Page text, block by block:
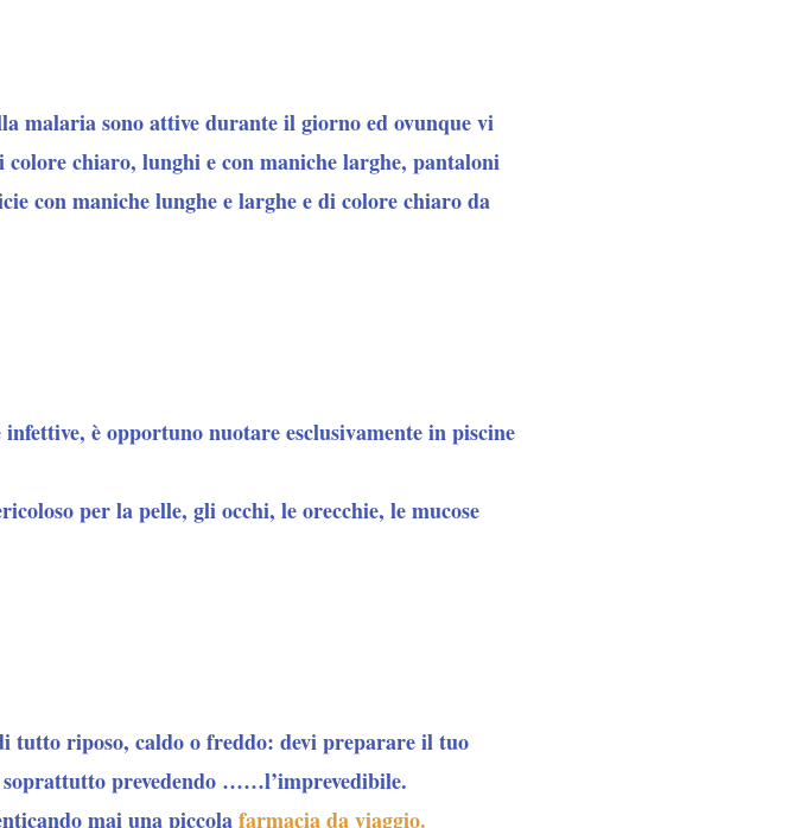
malaria sono attive durante il giorno ed ovunque vi
chiaro, lunghi e con maniche larghe, pantaloni
con maniche lunghe e larghe e di colore chiaro da
infettive, è opportuno nuotare esclusivamente in piscine
per la pelle, gli occhi, le orecchie, le mucose
tutto riposo, caldo o freddo: devi preparare il tuo
soprattutto prevedendo ……l’imprevedibile.
mai una piccolafarmacia da viaggio.